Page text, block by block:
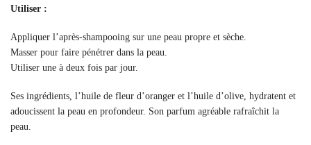
Utiliser :
Appliquer l’après-shampooing sur une peau propre et sèche.
Masser pour faire pénétrer dans la peau.
Utiliser une à deux fois par jour.
Ses ingrédients, l’huile de fleur d’oranger et l’huile d’olive, hydratent et
adoucissent la peau en profondeur. Son parfum agréable rafraîchit la
peau.